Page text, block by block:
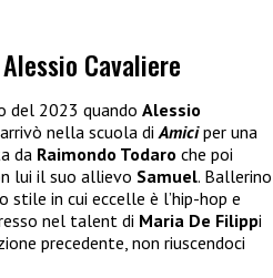
Cavaliere
del 2023 quando Alessio
arrivò nella scuola diAmiciper una
da Raimondo Todaro che poi
lui il suo allievo Samuel. Ballerino
stile in cui eccelle è l’hip-hop e
nel talent di Maria De Filippi
precedente, non riuscendoci